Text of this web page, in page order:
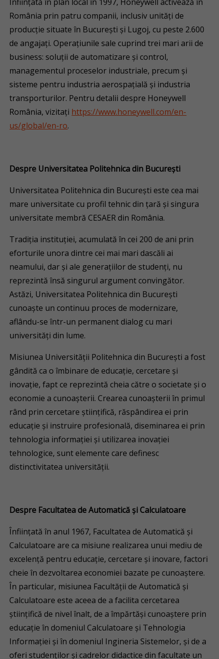
România prin patru companii, inclusiv unități de
producție situate în București și Lugoj, cu peste 2.600
de angajați. Operațiunile sale cuprind trei mari arii de
business: soluții de automatizare și control,
managementul proceselor industriale, precum și
sisteme pentru industria aerospațială și industria
transporturilor. Pentru detalii despre Honeywell
România, vizitați https://www.honeywell.com/en-
us/global/en-ro.
Despre Universitatea Politehnica din București
Universitatea Politehnica din București este cea mai
mare universitate cu profil tehnic din țară și singura
universitate membră CESAER din România.
Tradiția instituției, acumulată în cei 200 de ani prin
eforturile unora dintre cei mai mari dascăli ai
neamului, dar și ale generațiilor de studenți, nu
reprezintă însă singurul argument convingător.
Astăzi, Universitatea Politehnica din București
cunoaște un continuu proces de modernizare,
aflându-se într-un permanent dialog cu mari
universități din lume.
Misiunea Universității Politehnica din București a fost
gândită ca o îmbinare de educație, cercetare și
inovație, fapt ce reprezintă cheia către o societate și o
economie a cunoașterii. Crearea cunoașterii în primul
rând prin cercetare științifică, răspândirea ei prin
educație și instruire profesională, diseminarea ei prin
tehnologia informației și utilizarea inovației
tehnologice, sunt elemente care definesc
distinctivitatea universității.
Despre Facultatea de Automatică și Calculatoare
Înfiinţată în anul 1967, Facultatea de Automatică şi
Calculatoare are ca misiune realizarea unui mediu de
excelență pentru educație, cercetare şi inovare, factori
cheie în dezvoltarea economiei bazate pe cunoaştere.
În particular, misiunea Facultăţii de Automatică și
Calculatoare este aceea de a facilita cercetarea
ştiinţifică de nivel înalt, de a împărtăşi cunoaştere prin
educație în domeniul Calculatoare şi Tehnologia
Informaţiei şi în domeniul Ingineria Sistemelor, şi de a
oferi studenţilor şi cadrelor didactice din facultate un